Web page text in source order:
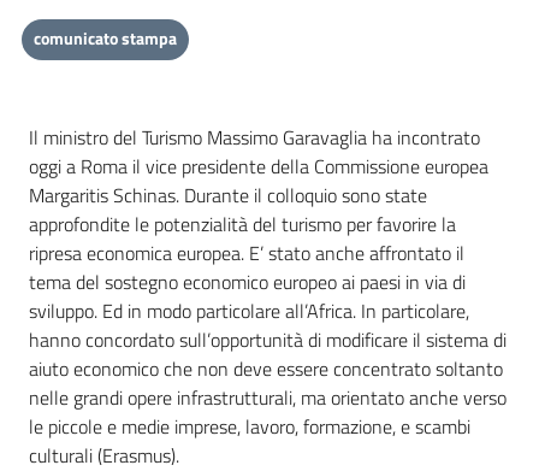
comunicato stampa
Il ministro del Turismo Massimo Garavaglia ha incontrato
oggi a Roma il vice presidente della Commissione europea
Margaritis Schinas. Durante il colloquio sono state
approfondite le potenzialità del turismo per favorire la
ripresa economica europea. E’ stato anche affrontato il
tema del sostegno economico europeo ai paesi in via di
sviluppo. Ed in modo particolare all’Africa. In particolare,
hanno concordato sull’opportunità di modificare il sistema di
aiuto economico che non deve essere concentrato soltanto
nelle grandi opere infrastrutturali, ma orientato anche verso
le piccole e medie imprese, lavoro, formazione, e scambi
culturali (Erasmus).